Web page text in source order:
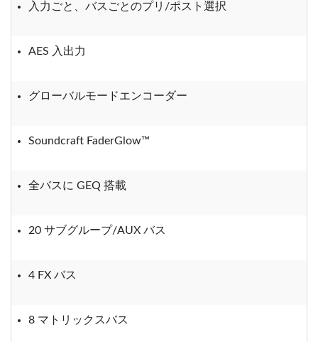
入力ごと、バスごとのプリ/ポスト選択
AES 入出力
グローバルモードエンコーダー
Soundcraft FaderGlow™
全バスに GEQ 搭載
20 サブグループ/AUX バス
4 FX バス
8 マトリックスバス